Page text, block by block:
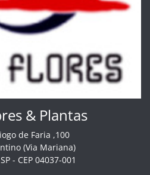
& Plantas
de Faria ,100
(Via Mariana)
- CEP 04037-001